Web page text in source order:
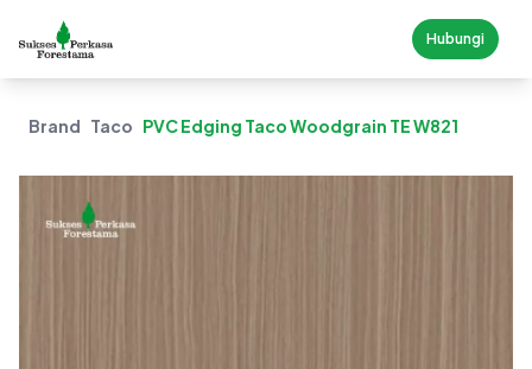
Hubungi
Brand Taco PVC Edging Taco Woodgrain TE W821